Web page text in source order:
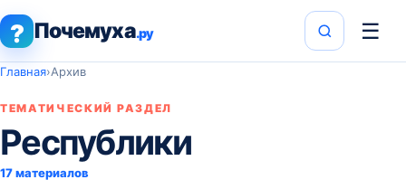
? Почемуха.ру ☰
Главная›Архив
ТЕМАТИЧЕСКИЙ РАЗДЕЛ
Республики
17 материалов